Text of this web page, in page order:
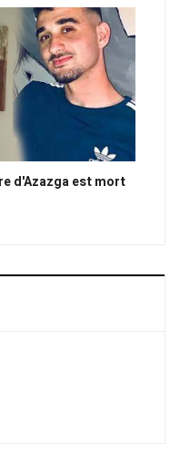
d'Azazga est mort